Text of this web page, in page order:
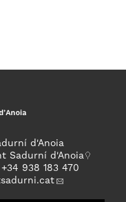
d'Anoia
Sadurní d'Anoia
+34 938 183 470